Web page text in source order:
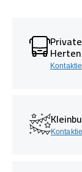
Herten